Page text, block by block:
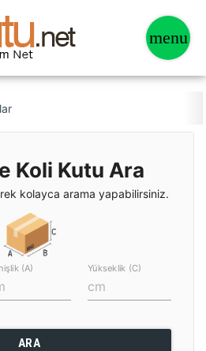
Koli Kutu Ara
kolayca arama yapabilirsiniz.
(A) Yükseklik (C)
ARA